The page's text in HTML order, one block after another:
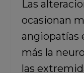
Las
ocasionan
angiopatías
más la
las